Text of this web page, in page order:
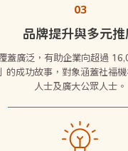
03
品牌提升與多元
蓋廣泛，有助企業向超過
的成功故事，對象涵蓋社福
人士及廣大公眾人士。